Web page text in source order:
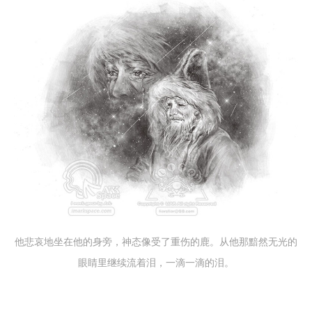
他悲哀地坐在他的身旁，神态像受了重伤的鹿。从他那黯然无光的
眼睛里继续流着泪，一滴一滴的泪。